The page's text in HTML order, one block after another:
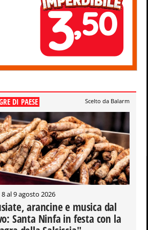
DI PAESE Scelto da Balarm
8 al 9 agosto 2026
arancine e musica dal
Santa Ninfa in festa con la